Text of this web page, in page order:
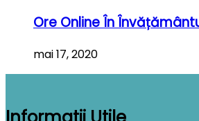
Ore Online În
mai 17, 2020